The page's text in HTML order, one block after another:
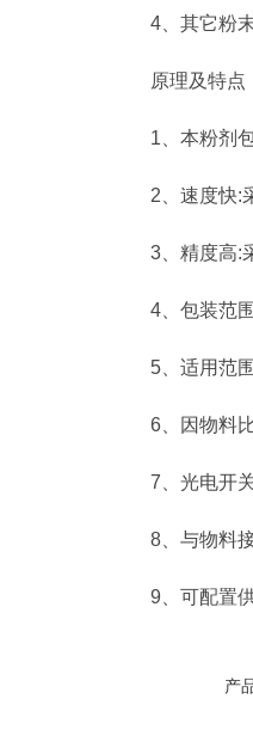
4、其它粉末
原理及特点
1、本粉剂包
2、速度快:采
3、精度高:采
4、包装范围
5、适用范围
6、因物料比
7、光电开关
8、与物料接
9、可配置供
产